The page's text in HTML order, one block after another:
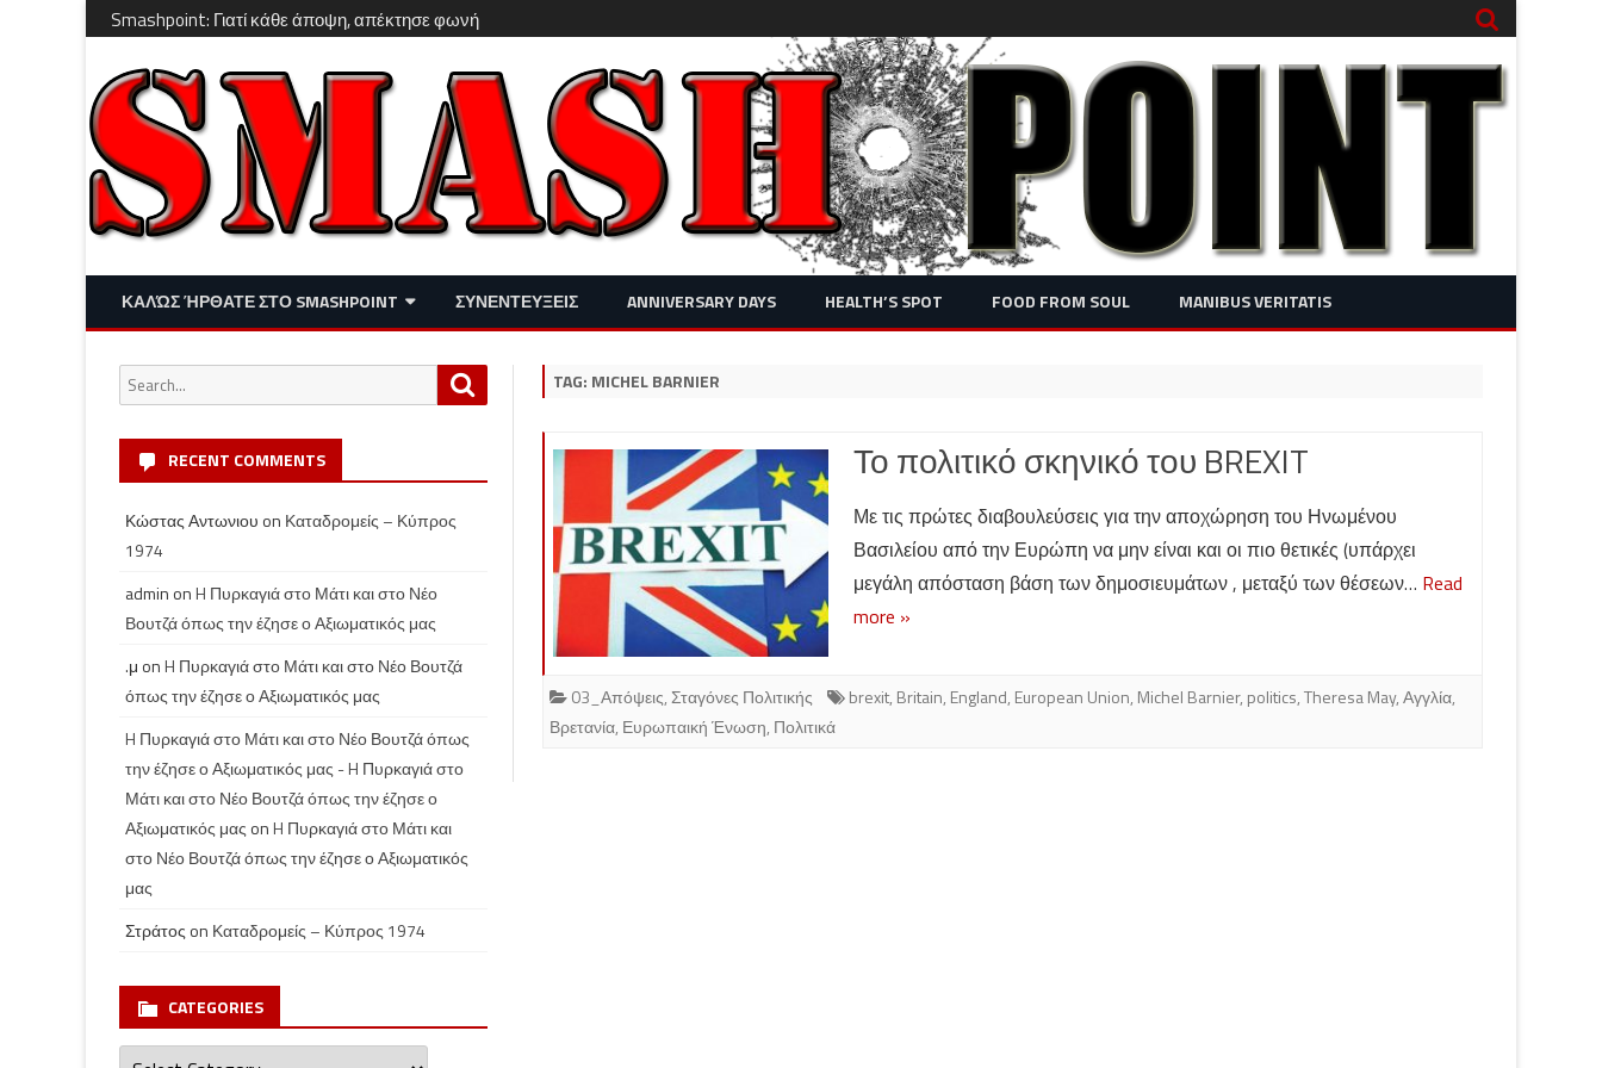
Smashpoint: Γιατί κάθε άποψη, απέκτησε φωνή
Skip
content
ΚΑΛΏΣ ΉΡΘΑΤΕ ΣΤΟ SMASHPOINT
ΔΙΑΣΚΈΔΑΣΗ – LIFESTYLE
ΣΥΝΕΝΤΕΥΞΕΙΣ ANNIVERSARY DAYS HEALTH’S SPOT FOOD FROM SOUL MANIBUS VERITATIS
TAG: MICHEL BARNIER
Το πολιτικό σκηνικό του BREXIT
Με τις πρώτες διαβουλεύσεις για την αποχώρηση του Ηνωμένου
Βασιλείου από την Ευρώπη να μην είναι και οι πιο θετικές (υπάρχει
μεγάλη απόσταση βάση των δημοσιευμάτων , μεταξύ των θέσεων… Read
more »
03_Απόψεις,Σταγόνες Πολιτικής brexit, Britain, England, European Union, Michel Barnier, politics,Theresa May,Αγγλία,
Βρετανία, Ευρωπαική Ένωση, Πολιτικά
Search
for:
RECENT COMMENTS
Κώστας Αντωνιου on Καταδρομείς – Κύπρος
1974
admin onH Πυρκαγιά στο Μάτι και στο Νέο
Βουτζά όπως την έζησε ο Αξιωματικός μας
.μ onH Πυρκαγιά στο Μάτι και στο Νέο Βουτζά
όπως την έζησε ο Αξιωματικός μας
H Πυρκαγιά στο Μάτι και στο Νέο Βουτζά όπως
την έζησε ο Αξιωματικός μας - H Πυρκαγιά στο
Μάτι και στο Νέο Βουτζά όπως την έζησε ο
Αξιωματικός μας onH Πυρκαγιά στο Μάτι και
στο Νέο Βουτζά όπως την έζησε ο Αξιωματικός
μας
Στράτος on Καταδρομείς – Κύπρος 1974
CATEGORIES
Categories